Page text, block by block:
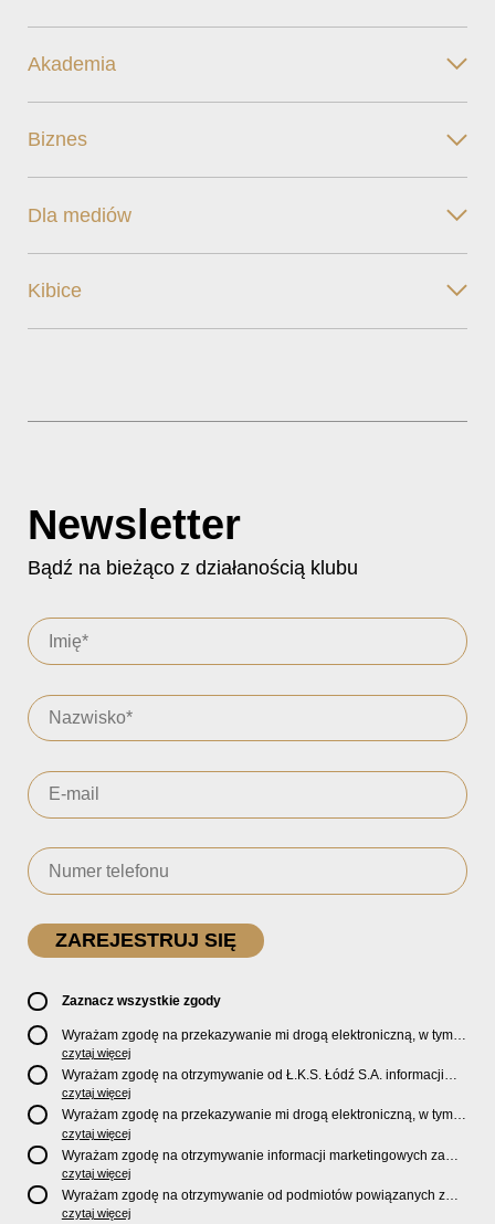
Akademia
Biznes
Dla mediów
Kibice
Newsletter
Bądź na bieżąco z działanością klubu
Zaznacz wszystkie zgody
Wyrażam zgodę na przekazywanie mi drogą elektroniczną, w tym
pocztą e-mail, oficjalnego newslettera oraz informacji o zniżkach,
promocjach, nowościach, biletach, karnetach, ofercie sklepu U2
Store oraz serwisu bilety.lkslodz.pl i innych produktach oraz
usługach oferowanych przez Ł.K.S. Łódź S.A.
czytaj więcej
Wyrażam zgodę na otrzymywanie od Ł.K.S. Łódź S.A. informacji
marketingowych dotyczących działalności spółki, ofert, wydarzeń i
produktów za pośrednictwem wiadomości SMS oraz połączeń
telefonicznych.
czytaj więcej
Wyrażam zgodę na przekazywanie mi drogą elektroniczną, w tym
pocztą e-mail, informacji handlowych i marketingowych o
produktach, usługach i działalnościSponsorów i PartnerówŁ.K.S.
Łódź S.A.
czytaj więcej
Wyrażam zgodę na otrzymywanie informacji marketingowych za
pośrednictwem wiadomości SMS oraz połączeń telefonicznych
odSponsorów i PartnerówŁ.K.S. Łódź S.A.
czytaj więcej
Wyrażam zgodę na otrzymywanie od podmiotów powiązanych z
Ł.K.S. Łódź S.A., tj. Fundacji ŁKS oraz Sport Catering sp. z
czytaj więcej